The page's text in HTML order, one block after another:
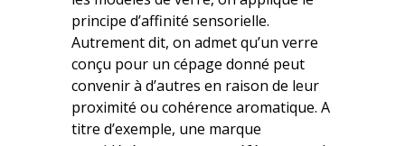
principe d’affinité sensorielle.
Autrement dit, on admet qu’un verre
conçu pour un cépage donné peut
convenir à d’autres en raison de leur
proximité ou cohérence aromatique. A
titre d’exemple, une marque